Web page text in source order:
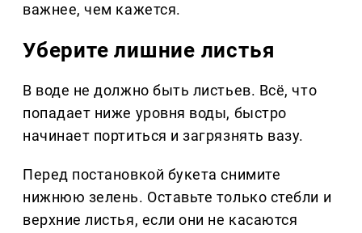
важнее, чем кажется.
Уберите лишние листья
В воде не должно быть листьев. Всё, что
попадает ниже уровня воды, быстро
начинает портиться и загрязнять вазу.
Перед постановкой букета снимите
нижнюю зелень. Оставьте только стебли и
верхние листья, если они не касаются